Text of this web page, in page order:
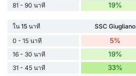
81 - 90 นาที 19%
ใน 15 นาที SSC Giugliano
0 - 15 นาที
5%
16 - 30 นาที 19%
31 - 45 นาที 33%